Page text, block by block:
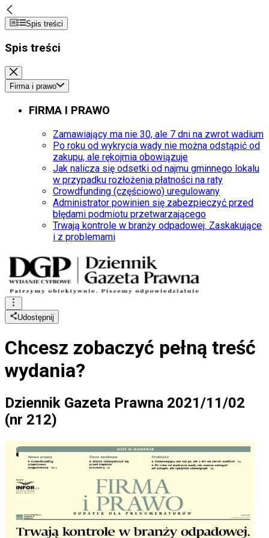
Spis treści
Spis treści
Firma i prawo
FIRMA I PRAWO
Zamawiający ma nie 30, ale 7 dni na zwrot wadium
Po roku od wykrycia wady nie można odstąpić od
zakupu, ale rękojmia obowiązuje
Jak nalicza się odsetki od najmu gminnego lokalu
w przypadku rozłożenia płatności na raty
Crowdfunding (częściowo) uregulowany
Administrator powinien się zabezpieczyć przed
błędami podmiotu przetwarzającego
Trwają kontrole w branży odpadowej. Zaskakujące
i z problemami
Udostępnij
Chcesz zobaczyć pełną treść
wydania?
Dziennik Gazeta Prawna 2021/11/02
(nr 212)